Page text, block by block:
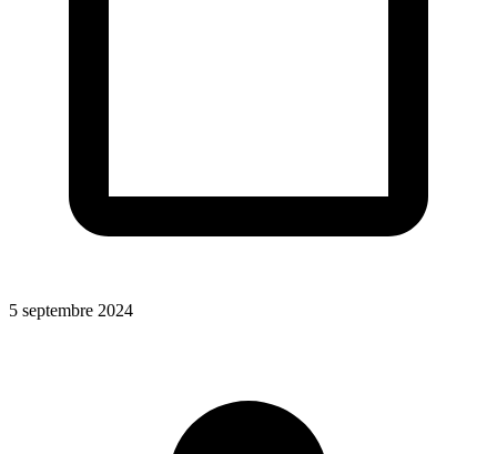
5 septembre 2024